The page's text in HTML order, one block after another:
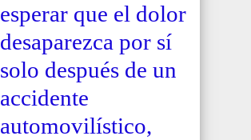
esperar que el dolor
desaparezca por sí
solo después de un
accidente
automovilístico,